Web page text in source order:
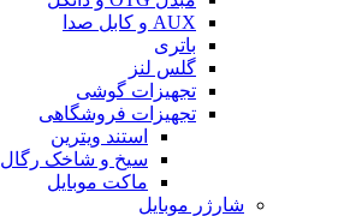
AUX و کابل صدا
باتری
گلس لنز
تجهیزات گوشی
تجهیزات فروشگاهی
استند ویترین
سیخ و شاخک رگال
ماکت موبایل
شارژر موبایل